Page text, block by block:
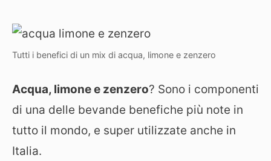
Tutti i benefici di un mix di acqua, limone e zenzero
Acqua, limone e zenzero? Sono i componenti
di una delle bevande benefiche più note in
tutto il mondo, e super utilizzate anche in
Italia.